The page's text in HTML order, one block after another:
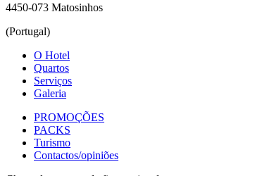
4450-073 Matosinhos
(Portugal)
O Hotel
Quartos
Serviços
Galeria
PROMOÇÕES
PACKS
Turismo
Contactos/opiniões